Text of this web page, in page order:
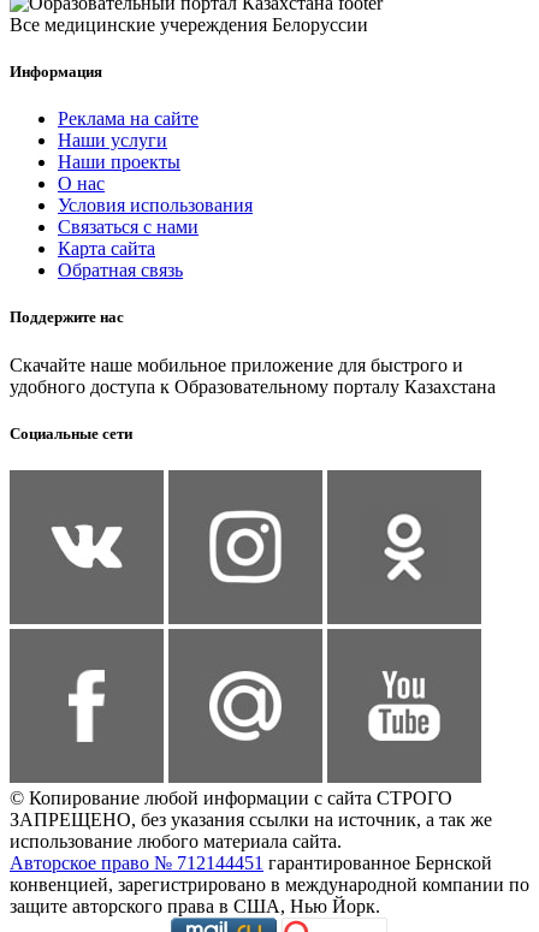
Все медицинские учереждения Белоруссии
Информация
Реклама на сайте
Наши услуги
Наши проекты
О нас
Условия использования
Связаться с нами
Карта сайта
Обратная связь
Поддержите нас
Скачайте наше мобильное приложение для быстрого и
удобного доступа к Образовательному порталу Казахстана
Социальные сети
© Копирование любой информации с сайта СТРОГО
ЗАПРЕЩЕНО, без указания ссылки на источник, а так же
использование любого материала сайта.
Авторское право № 712144451 гарантированное Бернской
конвенцией, зарегистрировано в международной компании по
защите авторского права в США, Нью Йорк.